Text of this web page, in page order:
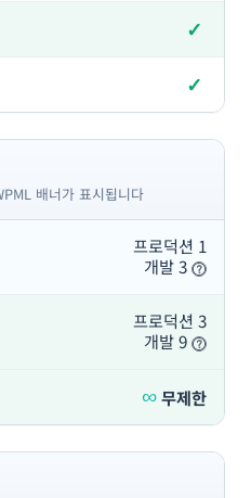
✓
✓
배너가 표시됩니다
프로덕션 1
개발 3
프로덕션 3
개발 9
∞무제한